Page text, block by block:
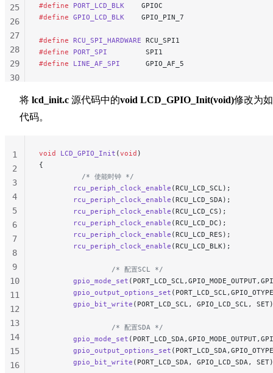
#define PORT_LCD_BLK
    GPIOC
#define GPIO_LCD_BLK
    GPIO_PIN_7
#define RCU_SPI_HARDWARE RCU_SPI1
#define PORT_SPI
         SPI1
#define LINE_AF_SPI
      GPIO_AF_5
25
26
27
28
29
30
将 lcd_init.c 源代码中的void LCD_GPIO_Init(void)修改为
代码。
void LCD_GPIO_Init (void )
{
          /* 使能时钟 */
        rcu_periph_clock_enable
(RCU_LCD_SCL);
        rcu_periph_clock_enable
(RCU_LCD_SDA);
        rcu_periph_clock_enable
(RCU_LCD_CS);
        rcu_periph_clock_enable
(RCU_LCD_DC);
        rcu_periph_clock_enable
(RCU_LCD_RES);
        rcu_periph_clock_enable
(RCU_LCD_BLK);
                 /* 配置SCL */
        gpio_mode_set
        gpio_output_options_set
        gpio_bit_write
(PORT_LCD_SCL, GPIO_LCD_SCL,
                 /* 配置SDA */
        gpio_mode_set
        gpio_output_options_set
        gpio_bit_write
(PORT_LCD_SDA, GPIO_LCD_SDA,
1
2
3
4
5
6
7
8
9
10
11
12
13
14
15
16